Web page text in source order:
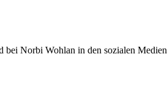
bei Norbi Wohlan in den sozialen Medien